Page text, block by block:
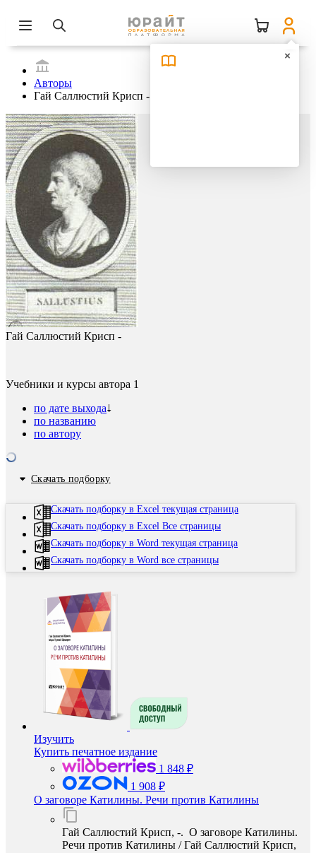
Авторы
Гай Саллюстий Крисп -
Гай Саллюстий Крисп -
Учебники и курсы автора 1
по дате выхода
по названию
по автору
Скачать подборку
Скачать подборку в Excel текущая страница
Скачать подборку в Excel Все страницы
Скачать подборку в Word текущая страница
Скачать подборку в Word все страницы
Изучить
Купить печатное издание
1 848 ₽
1 908 ₽
О заговоре Катилины. Речи против Катилины
Гай Саллюстий Крисп, -. О заговоре Катилины.
Речи против Катилины / Гай Саллюстий Крисп,